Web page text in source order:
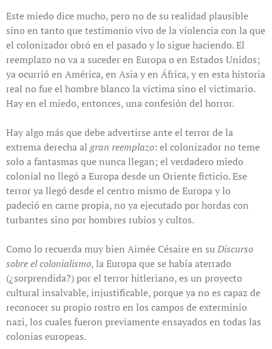
Este miedo dice mucho, pero no de su realidad plausible
sino en tanto que testimonio vivo de la violencia con la que
el colonizador obró en el pasado y lo sigue haciendo. El
reemplazo no va a suceder en Europa o en Estados Unidos;
ya ocurrió en América, en Asia y en África, y en esta historia
real no fue el hombre blanco la víctima sino el victimario.
Hay en el miedo, entonces, una confesión del horror.
Hay algo más que debe advertirse ante el terror de la
extrema derecha al gran reemplazo: el colonizador no teme
solo a fantasmas que nunca llegan; el verdadero miedo
colonial no llegó a Europa desde un Oriente ficticio. Ese
terror ya llegó desde el centro mismo de Europa y lo
padeció en carne propia, no ya ejecutado por hordas con
turbantes sino por hombres rubios y cultos.
Como lo recuerda muy bien Aimée Césaire en suDiscurso
sobre el colonialismo, la Europa que se había aterrado
(¿sorprendida?) por el terror hitleriano, es un proyecto
cultural insalvable, injustificable, porque ya no es capaz de
reconocer su propio rostro en los campos de exterminio
nazi, los cuales fueron previamente ensayados en todas las
colonias europeas.